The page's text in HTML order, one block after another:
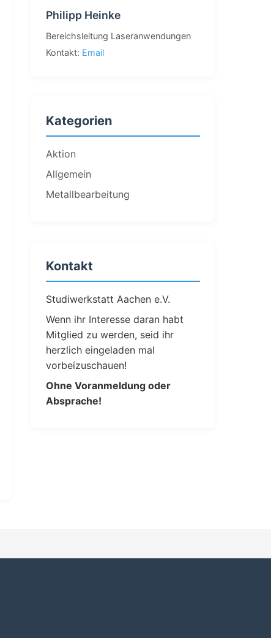
Philipp Heinke
Bereichsleitung Laseranwendungen
Kontakt: Email
Kategorien
Aktion
Allgemein
Metallbearbeitung
Kontakt
Studiwerkstatt Aachen e.V.
Wenn ihr Interesse daran habt
Mitglied zu werden, seid ihr
herzlich eingeladen mal
vorbeizuschauen!
Ohne Voranmeldung oder
Absprache!